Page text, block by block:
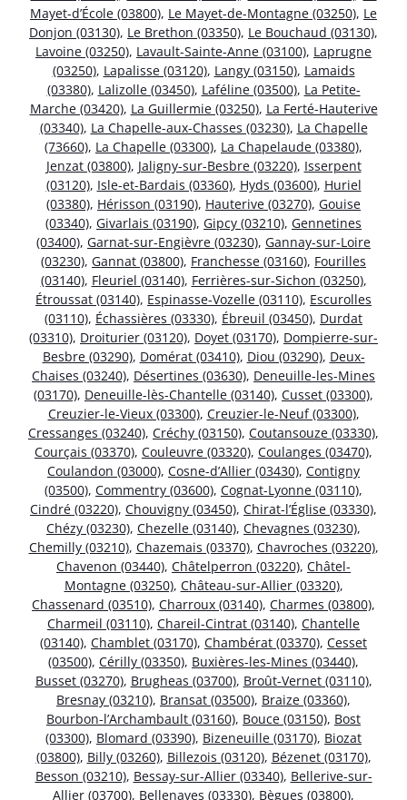
Mayet-d’École (03800), Le Mayet-de-Montagne (03250), Le
Donjon (03130), Le Brethon (03350), Le Bouchaud (03130),
Lavoine (03250), Lavault-Sainte-Anne (03100), Laprugne
(03250), Lapalisse (03120), Langy (03150), Lamaids
(03380), Lalizolle (03450), Laféline (03500), La Petite-
Marche (03420), La Guillermie (03250), La Ferté-Hauterive
(03340), La Chapelle-aux-Chasses (03230), La Chapelle
(73660), La Chapelle (03300), La Chapelaude (03380),
Jenzat (03800), Jaligny-sur-Besbre (03220), Isserpent
(03120), Isle-et-Bardais (03360), Hyds (03600), Huriel
(03380), Hérisson (03190), Hauterive (03270), Gouise
(03340), Givarlais (03190), Gipcy (03210), Gennetines
(03400), Garnat-sur-Engièvre (03230), Gannay-sur-Loire
(03230), Gannat (03800), Franchesse (03160), Fourilles
(03140), Fleuriel (03140), Ferrières-sur-Sichon (03250),
Étroussat (03140), Espinasse-Vozelle (03110), Escurolles
(03110), Échassières (03330), Ébreuil (03450), Durdat
(03310), Droiturier (03120), Doyet (03170), Dompierre-sur-
Besbre (03290), Domérat (03410), Diou (03290), Deux-
Chaises (03240), Désertines (03630), Deneuille-les-Mines
(03170), Deneuille-lès-Chantelle (03140), Cusset (03300),
Creuzier-le-Vieux (03300), Creuzier-le-Neuf (03300),
Cressanges (03240), Créchy (03150), Coutansouze (03330),
Courçais (03370), Couleuvre (03320), Coulanges (03470),
Coulandon (03000), Cosne-d’Allier (03430), Contigny
(03500), Commentry (03600), Cognat-Lyonne (03110),
Cindré (03220), Chouvigny (03450), Chirat-l’Église (03330),
Chézy (03230), Chezelle (03140), Chevagnes (03230),
Chemilly (03210), Chazemais (03370), Chavroches (03220),
Chavenon (03440), Châtelperron (03220), Châtel-
Montagne (03250), Château-sur-Allier (03320),
Chassenard (03510), Charroux (03140), Charmes (03800),
Charmeil (03110), Chareil-Cintrat (03140), Chantelle
(03140), Chamblet (03170), Chambérat (03370), Cesset
(03500), Cérilly (03350), Buxières-les-Mines (03440),
Busset (03270), Brugheas (03700), Broût-Vernet (03110),
Bresnay (03210), Bransat (03500), Braize (03360),
Bourbon-l’Archambault (03160), Bouce (03150), Bost
(03300), Blomard (03390), Bizeneuille (03170), Biozat
(03800), Billy (03260), Billezois (03120), Bézenet (03170),
Besson (03210), Bessay-sur-Allier (03340), Bellerive-sur-
Allier (03700), Bellenaves (03330), Bègues (03800),